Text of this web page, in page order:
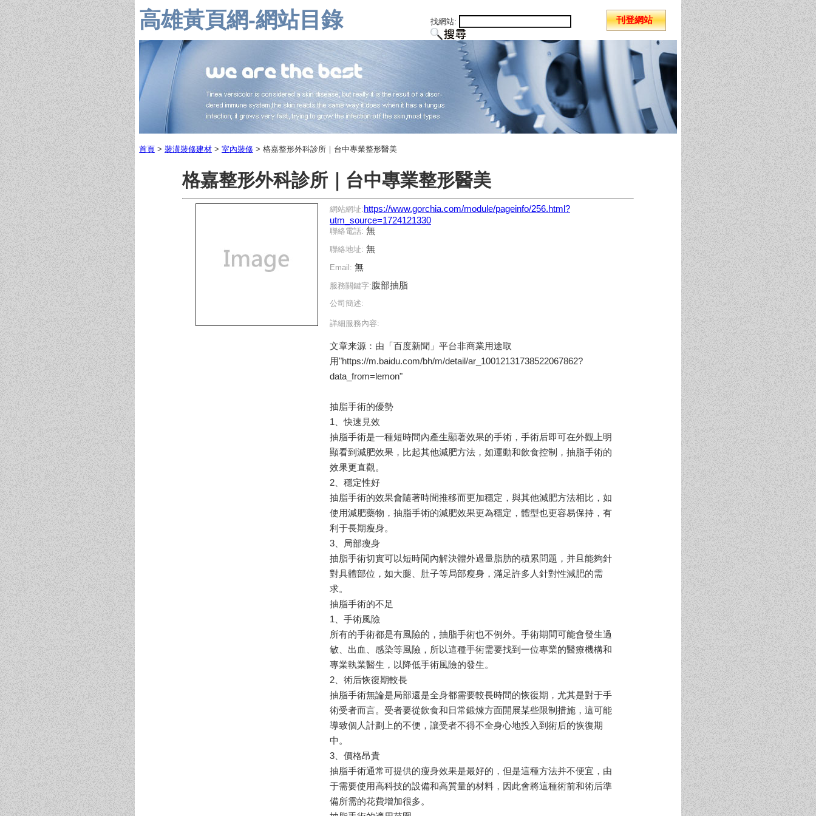
高雄黃頁網-網站目錄 找網站: 刊登網站
首頁 > 裝潢裝修建材 > 室內裝修 > 格嘉整形外科診所｜台中專業整形醫美
格嘉整形外科診所｜台中專業整形醫美
網站網址:https://www.gorchia.com/module/pageinfo/256.html?
utm_source=1724121330
聯絡電話: 無
聯絡地址: 無
Email: 無
服務關鍵字:腹部抽脂
公司簡述:
詳細服務內容:
文章来源：由「百度新聞」平台非商業用途取
用"https://m.baidu.com/bh/m/detail/ar_10012131738522067862?
data_from=lemon"
抽脂手術的優勢
1、快速見效
抽脂手術是一種短時間內產生顯著效果的手術，手術后即可在外觀上明
顯看到減肥效果，比起其他減肥方法，如運動和飲食控制，抽脂手術的
效果更直觀。
2、穩定性好
抽脂手術的效果會隨著時間推移而更加穩定，與其他減肥方法相比，如
使用減肥藥物，抽脂手術的減肥效果更為穩定，體型也更容易保持，有
利于長期瘦身。
3、局部瘦身
抽脂手術切實可以短時間內解決體外過量脂肪的積累問題，并且能夠針
對具體部位，如大腿、肚子等局部瘦身，滿足許多人針對性減肥的需
求。
抽脂手術的不足
1、手術風險
所有的手術都是有風險的，抽脂手術也不例外。手術期間可能會發生過
敏、出血、感染等風險，所以這種手術需要找到一位專業的醫療機構和
專業執業醫生，以降低手術風險的發生。
2、術后恢復期較長
抽脂手術無論是局部還是全身都需要較長時間的恢復期，尤其是對于手
術受者而言。受者要從飲食和日常鍛煉方面開展某些限制措施，這可能
導致個人計劃上的不便，讓受者不得不全身心地投入到術后的恢復期
中。
3、價格昂貴
抽脂手術通常可提供的瘦身效果是最好的，但是這種方法并不便宜，由
于需要使用高科技的設備和高質量的材料，因此會將這種術前和術后準
備所需的花費增加很多。